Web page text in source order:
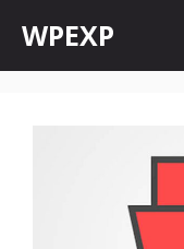
内
WPEXP